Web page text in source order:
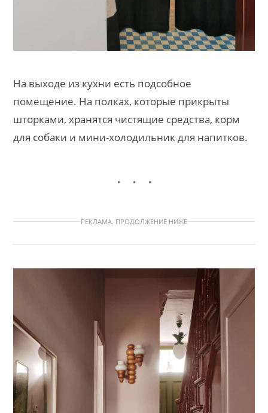
На выходе из кухни есть подсобное
помещение. На полках, которые прикрыты
шторками, хранятся чистящие средства, корм
для собаки и мини-холодильник для напитков.
РЕКЛАМА. ПРОДОЛЖЕНИЕ НИЖЕ